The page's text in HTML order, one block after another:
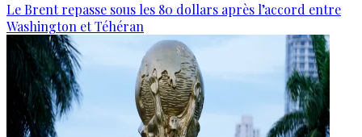
Le Brent repasse sous les 80 dollars après l’accord entre
Washington et Téhéran